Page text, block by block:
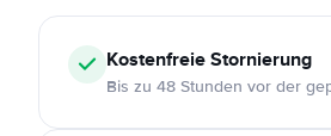
KostenfreieStornierung
Bis zu 48 Stunden vor der